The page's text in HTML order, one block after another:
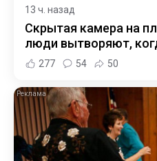
13 ч. назад
Скрытая камера на
люди вытворяют,
277 54 50